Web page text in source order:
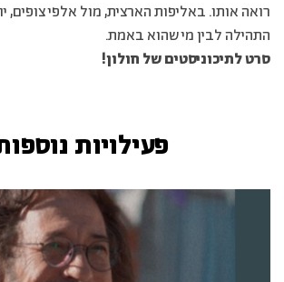
רואה אותו. באליפות הארצית, מול אלפי צופים,
התהילה לבין מי שהוא באמת.
סרט לתיכוניסטים של חולון!
פעילויות